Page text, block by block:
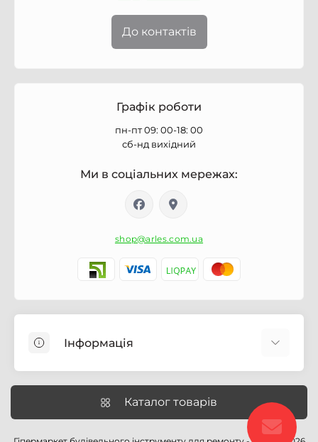
До контактів
Графік роботи
пн-пт 09: 00-18: 00
сб-нд вихідний
Ми в соціальних мережах:
shop@arles.com.ua
Інформація
Про магазин Arles.com.ua
Умови обслуговування
Каталог товарів